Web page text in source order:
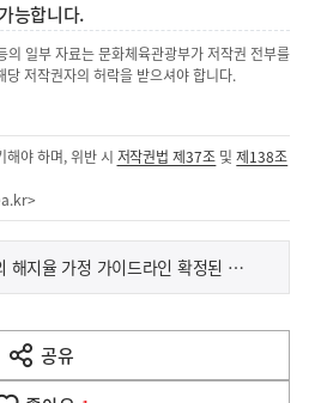
가능합니다.
의 일부 자료는 문화체육관광부가 저작권 전부를
저작권자의 허락을 받으셔야 합니다.
해야 하며, 위반 시 저작권법 제37조 및제138조
>
금융위 “무·저해지보험의 해지율 가정 가이드라인 확정된 바 없어”
공유
열
기